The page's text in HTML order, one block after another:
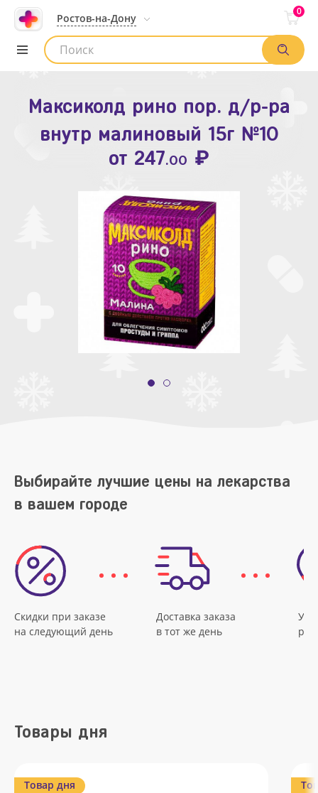
Ростов-на-Дону
0
Список аптек
Максиколд рино пор. д/р-ра
внутр малиновый 15г №10
от 247.00 ₽
Зодак таб. п.п.о. 10мг №10
от109.80 ₽
Выбирайте лучшие цены на лекарства
в вашем городе
Скидки при заказе
на следующий день
Доставка заказа
в тот же день
Товары дня
Товар дня